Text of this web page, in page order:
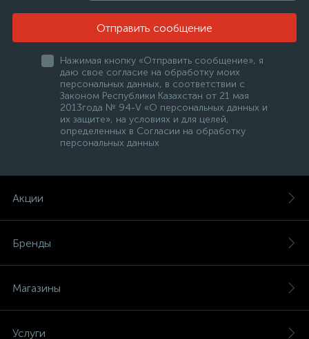
Отправить сообщение
Нажимая кнопку «Отправить сообщение», я
даю свое согласие на обработку моих
персональных данных, в соответствии с
Законом Республики Казахстан от 21 мая
2013года № 94-V «О персональных данных и
их защите», на условиях и для целей,
определенных в Согласии на обработку
персональных данных
Акции
Бренды
Магазины
Услуги